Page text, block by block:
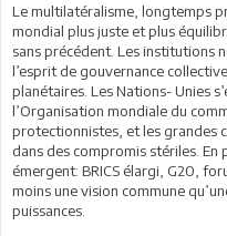
Le multilatéralisme, longtemps
mondial plus juste et plus
sans précédent. Les institutions
l’esprit de gouvernance
planétaires. Les Nations- Unies
l’Organisation mondiale du
protectionnistes, et les grandes
dans des compromis stériles.
émergent: BRICS élargi, G20,
moins une vision commune
puissances.